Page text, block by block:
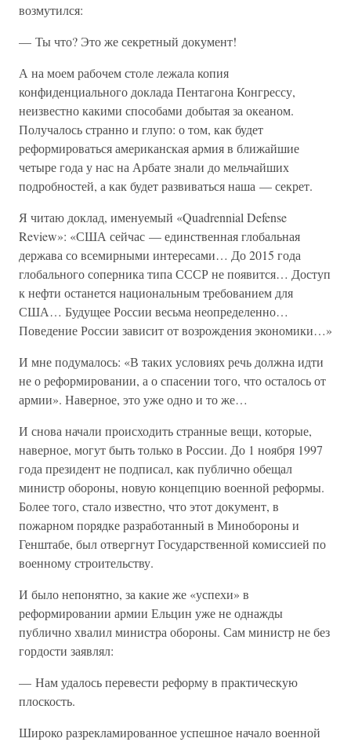
возмутился:
— Ты что? Это же секретный документ!
А на моем рабочем столе лежала копия
конфиденциального доклада Пентагона Конгрессу,
неизвестно какими способами добытая за океаном.
Получалось странно и глупо: о том, как будет
реформироваться американская армия в ближайшие
четыре года у нас на Арбате знали до мельчайших
подробностей, а как будет развиваться наша — секрет.
Я читаю доклад, именуемый «Quadrennial Defense
Review»: «США сейчас — единственная глобальная
держава со всемирными интересами… До 2015 года
глобального соперника типа СССР не появится… Доступ
к нефти останется национальным требованием для
США… Будущее России весьма неопределенно…
Поведение России зависит от возрождения экономики…»
И мне подумалось: «В таких условиях речь должна идти
не о реформировании, а о спасении того, что осталось от
армии». Наверное, это уже одно и то же…
И снова начали происходить странные вещи, которые,
наверное, могут быть только в России. До 1 ноября 1997
года президент не подписал, как публично обещал
министр обороны, новую концепцию военной реформы.
Более того, стало известно, что этот документ, в
пожарном порядке разработанный в Минобороны и
Генштабе, был отвергнут Государственной комиссией по
военному строительству.
И было непонятно, за какие же «успехи» в
реформировании армии Ельцин уже не однажды
публично хвалил министра обороны. Сам министр не без
гордости заявлял:
— Нам удалось перевести реформу в практическую
плоскость.
Широко разрекламированное успешное начало военной